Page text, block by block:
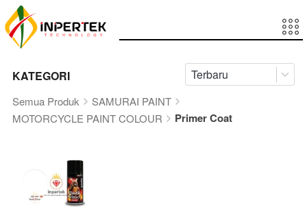
KATEGORI Terbaru
Semua Produk
SAMURAI PAINT
MOTORCYCLE PAINT COLOUR
Primer Coat